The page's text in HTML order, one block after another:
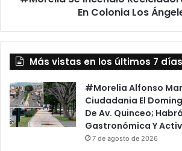
En Colonia Los
Más vistas en los últimos 7 días
#Morelia Alfonso
Ciudadania El
De Av. Quinceo;
Gastronómica Y
7 de agosto de 2026